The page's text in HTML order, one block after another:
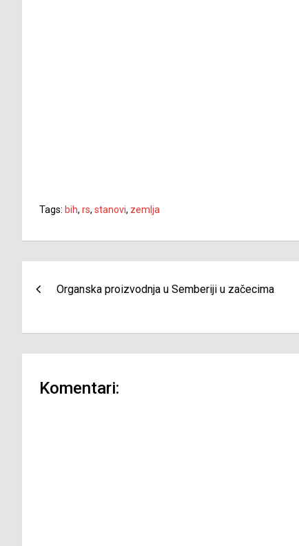
Tags: bih, rs, stanovi, zemlja
članaka
Organska proizvodnja u Semberiji u začecima
Komentari: